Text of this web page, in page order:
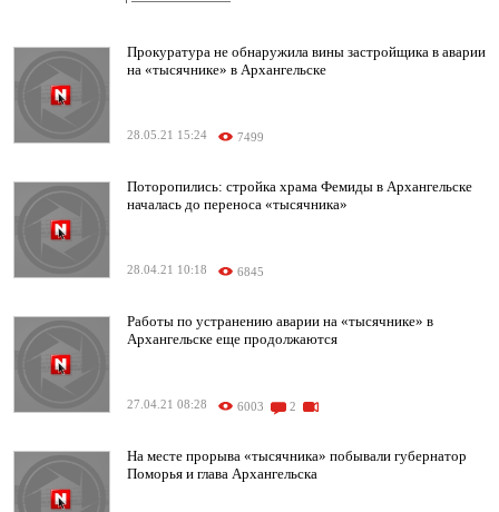
Прокуратура не обнаружила вины застройщика в аварии
на «тысячнике» в Архангельске
28.05.21 15:24 7499
Поторопились: стройка храма Фемиды в Архангельске
началась до переноса «тысячника»
28.04.21 10:18 6845
Работы по устранению аварии на «тысячнике» в
Архангельске еще продолжаются
27.04.21 08:28 6003 2
На месте прорыва «тысячника» побывали губернатор
Поморья и глава Архангельска